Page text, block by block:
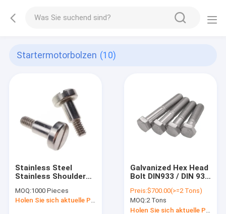
Startermotorbolzen (10)
Stainless Steel
Stainless Shoulder
Cap Bolt M5
Fastener Multi-
MOQ:1000 Pieces
Holen Sie sich aktuelle Preis
Galvanized Hex Head
Bolt DIN933 / DIN 931
Galvanized / Hot Dip
Stainless
Preis:$700.00(>=2 Tons)
MOQ:2 Tons